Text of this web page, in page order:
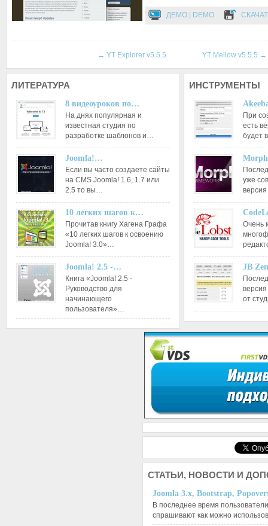
ДЕМО | DEMO
← YT Explorer v5.5.5 YT Mellow v5.5.5 →
ЛИТЕРАТУРА
8 видеоуроков по…
На днях популярная и
известная студия по
разработке шаблонов и…
Joomla!…
Если вы часто создаете сайты
на CMS Joomla! 1.6, 1.7 или
2.5 то вы…
10 легких шагов к…
Прочитав книгу Хагена Графа
«10 легких шагов к освоению
Joomla! 3.0»…
Joomla! 2.5 -…
Книга «Joomla! 2.5 -
Руководство для
начинающего
пользователя»…
ИНСТРУМЕНТЫ
При
есть
будет
уже
Очень
JB
от
СТАТЬИ, НОВОСТИ И
Joomla 3.x, Bootstrap,
В последнее время
спрашивают как можно